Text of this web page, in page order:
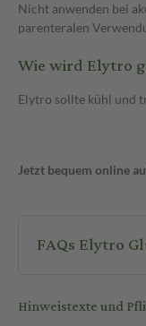
Nicht anwenden bei
parenteralen
Wie wird Elytro
Elytro sollte kühl und
Jetzt bequem online
FAQs Elytro
Hinweistexte und